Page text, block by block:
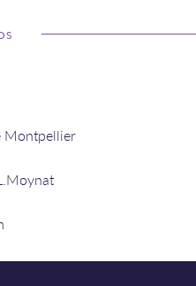
Montpellier